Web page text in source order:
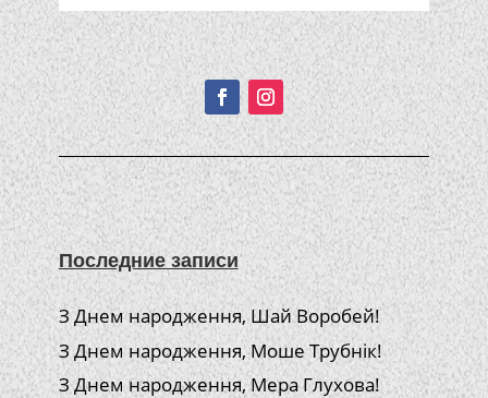
Подписывайтесь!
Последние записи
З Днем народження, Шай Воробей!
З Днем народження, Моше Трубнік!
З Днем народження, Мера Глухова!